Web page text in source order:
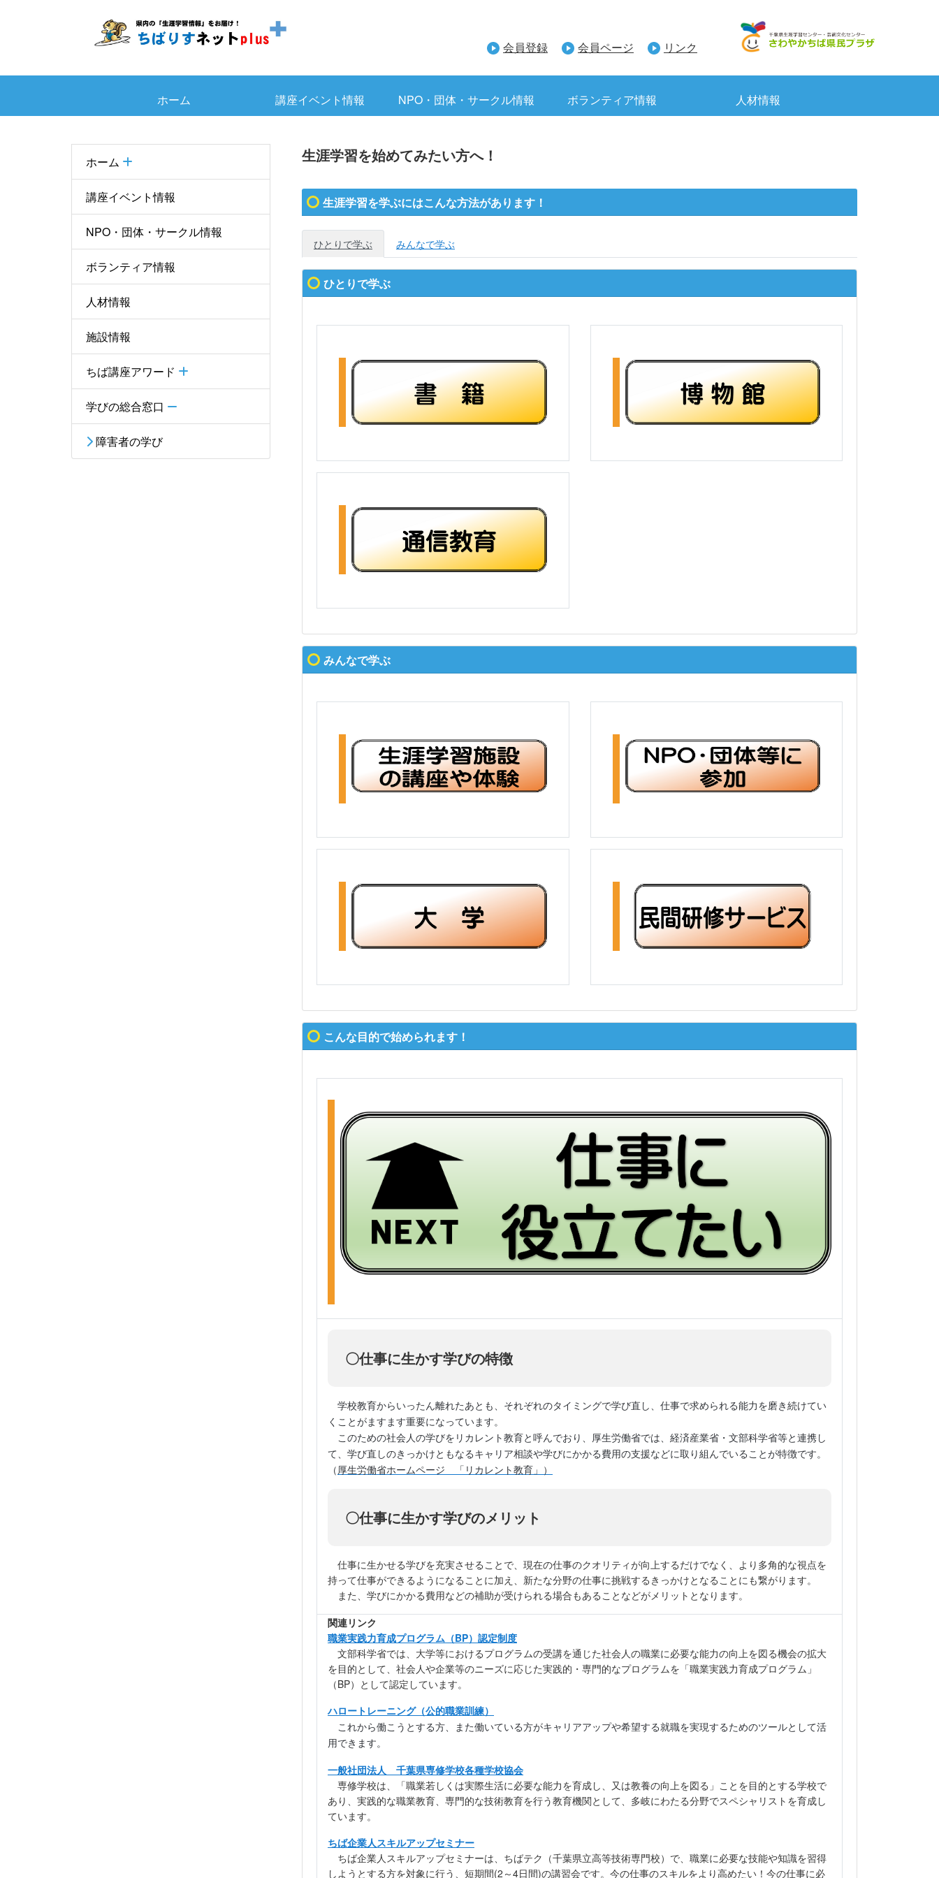
会員登録 会員ページ リンク
ホーム 講座イベント情報 NPO・団体・サークル情報 ボランティア情報 人材情報
ホーム
講座イベント情報
NPO・団体・サークル情報
ボランティア情報
人材情報
施設情報
ちば講座アワード
学びの総合窓口
障害者の学び
生涯学習を始めてみたい方へ！
生涯学習を学ぶにはこんな方法があります！
ひとりで学ぶ みんなで学ぶ
ひとりで学ぶ
みんなで学ぶ
こんな目的で始められます！
〇仕事に生かす学びの特徴
学校教育からいったん離れたあとも、それぞれのタイミングで学び直し、仕事で求められる能力を磨き続けてい
くことがますます重要になっています。
このための社会人の学びをリカレント教育と呼んでおり、厚生労働省では、経済産業省・文部科学省等と連携し
て、学び直しのきっかけともなるキャリア相談や学びにかかる費用の支援などに取り組んでいることが特徴です。
（厚生労働省ホームページ 「リカレント教育」）
〇仕事に生かす学びのメリット
仕事に生かせる学びを充実させることで、現在の仕事のクオリティが向上するだけでなく、より多角的な視点を
持って仕事ができるようになることに加え、新たな分野の仕事に挑戦するきっかけとなることにも繋がります。
また、学びにかかる費用などの補助が受けられる場合もあることなどがメリットとなります。
関連リンク
職業実践力育成プログラム（BP）認定制度
文部科学省では、大学等におけるプログラムの受講を通じた社会人の職業に必要な能力の向上を図る機会の拡大
を目的として、社会人や企業等のニーズに応じた実践的・専門的なプログラムを「職業実践力育成プログラム」
（BP）として認定しています。
ハロートレーニング（公的職業訓練）
これから働こうとする方、また働いている方がキャリアアップや希望する就職を実現するためのツールとして活
用できます。
一般社団法人 千葉県専修学校各種学校協会
専修学校は、「職業若しくは実際生活に必要な能力を育成し、又は教養の向上を図る」ことを目的とする学校で
あり、実践的な職業教育、専門的な技術教育を行う教育機関として、多岐にわたる分野でスペシャリストを育成し
ています。
ちば企業人スキルアップセミナー
ちば企業人スキルアップセミナーは、ちばテク（千葉県立高等技術専門校）で、職業に必要な技能や知識を習得
しようとする方を対象に行う、短期間(2～4日間)の講習会です。今の仕事のスキルをより高めたい！今の仕事に必